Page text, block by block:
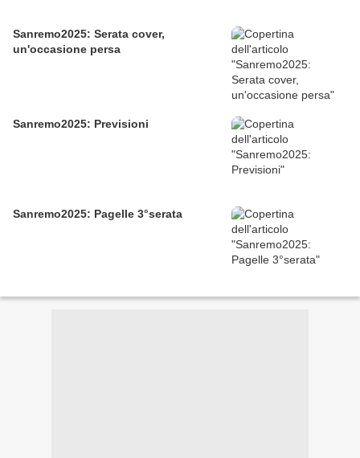
Sanremo2025: Serata cover,
un'occasione persa
Sanremo2025: Previsioni
Sanremo2025: Pagelle 3°serata